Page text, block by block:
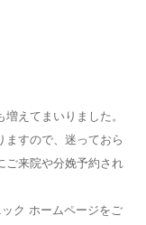
えてまいりました。
ますので、迷っておら
ご来院や分娩予約され
ク ホームページをご